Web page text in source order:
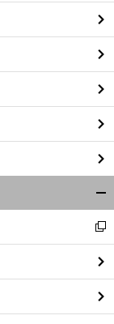
ーカーフェイス投手
打率６割超
山形の有力校の大黒柱は多士済
る
閉
る
新
し
い
ウ
ィ
ン